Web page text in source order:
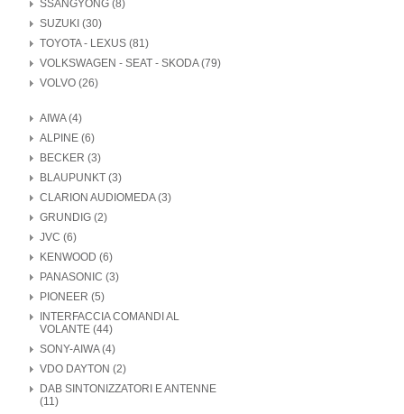
SSANGYONG (8)
SUZUKI (30)
TOYOTA - LEXUS (81)
VOLKSWAGEN - SEAT - SKODA (79)
VOLVO (26)
AIWA (4)
ALPINE (6)
BECKER (3)
BLAUPUNKT (3)
CLARION AUDIOMEDA (3)
GRUNDIG (2)
JVC (6)
KENWOOD (6)
PANASONIC (3)
PIONEER (5)
INTERFACCIA COMANDI AL
VOLANTE (44)
SONY-AIWA (4)
VDO DAYTON (2)
DAB SINTONIZZATORI E ANTENNE
(11)